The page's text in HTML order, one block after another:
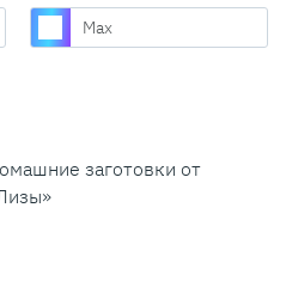
Max
заготовки от